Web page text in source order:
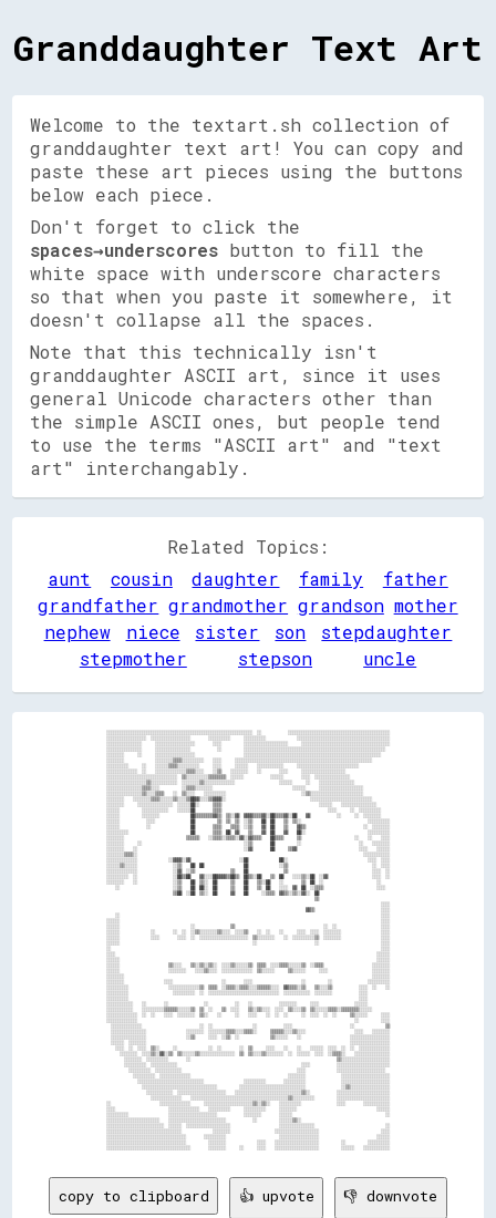
Granddaughter Text Art
Welcome to the textart.sh collection of
granddaughter text art! You can copy and
paste these art pieces using the buttons
below each piece.
Don't forget to click the
spaces→underscores button to fill the
white space with underscore characters
so that when you paste it somewhere, it
doesn't collapse all the spaces.
Note that this technically isn't
granddaughter ASCII art, since it uses
general Unicode characters other than
the simple ASCII ones, but people tend
to use the terms "ASCII art" and "text
art" interchangably.
Related Topics:
aunt
cousin daughter family
father
grandfather grandmother grandson mother
nephew
niece sister son
stepdaughter
stepmother
stepson uncle
░░░░░░░░              ░░░░░░░░▒▒▒▒░░░░░░░░░░    ░░░░      ░░░░░░░░░░░░░░░░░░░░░░░░░░░░░░░░░░░░░░░░░░░░░░░░░░░░░░░░░░░░░░
░░░░░░░░░░      ░░    ░░░░░░▒▒▒▒░░░░░░░░░░      ░░░░      ░░░░░░    ░░░░░░░░░░░░      ░░░░░░░░░░░░░░░░░░░░░░░░░░░░
░░░░░░░░░░░░░░  ░░    ░░░░░░░░░░░░░░▒▒▒▒░░░░    ░░▒▒    ░░░░░░░░    ░░        ░░░░      ░░░░░░░░░░░░░░░░░░░░
░░░░░░░░░░░░░░░░░░░░░░░░░░░░░░░░  ▒▒░░░░░░░░░░▒▒▒▒▒▒▒▒  ░░░░░░            ░░░░░░        ░░░░  ░░░░░░░░░░░░░░░░
░░░░░░░░░░░░░░░░░░▒▒░░░░░░░░░░░░  ░░░░░░░░▒▒░░░░░░░░░░░░░░                    ░░░░░░      ░░    ░░░░░░░░░░░░░░░░
░░░░░░░░░░░░░░░░▒▒▒▒░░░░          ░░▒▒▒▒░░░░░░░░                                    ░░░░░░      ░░░░░░░░░░░░░░░░░░░░
░░░░░░░░░░░░░░░░▒▒░░░░▒▒▒▒    ░░  ▒▒░░░░    ░░░░░░░░░░                                  ░░▒▒░░░░░░░░░░░░░░░░░░░░░░░░
░░░░░░░░    ░░░░░░░░▒▒▒▒░░░░░░▒▒░░░░▒▒██▓▓░░░░▒▒▓▓▓▓░░                                      ░░░░░░░░░░░░░░░░░░░░░░░░░░░░
░░░░░░░░      ░░░░░░░░░░░░░░░░  ░░░░░░██░░      ▒▒▒▒                                            ░░░░░░    ░░░░░░░░░░░░░░░░
░░░░░░          ░░░░░░░░░░░░    ░░░░░░██        ▒▒▒▒                                                ░░░░      ░░  ░░░░░░░░░░
░░░░░░          ░░░░░░░░              ██▒▒▒▒▒▒▒▒▓▓▒▒  ▒▒░░▓▓  ▓▓▓▓▒▒▒▒▓▓░░██▒▒▒▒▓▓░░██    ▓▓            ░░      ░░  ░░░░░░░░
░░░░░░            ░░░░                ██          ▒▒  ▒▒  ▒▒  ░░▒▒    ██  ██    ▒▒  ▒▒░░                              ░░░░░░░░░░
░░░░░░            ░░                  ██        ▒▒▒▒    ▒▒▒▒  ░░▒▒    ▓▓  ██    ▒▒    ▓▓▒▒                          ░░  ░░░░░░░░
░░░░░░░░░░                            ██        ▒▒▒▒  ██  ▓▓    ▒▒    ▓▓  ██    ▓▓    ██░░                            ░░░░░░░░░░
░░░░░░░░                            ▒▒▒▒▒▒    ░░▒▒▒▒░░▒▒▒▒░░▓▓░░▓▓▒▒▒▒    ██▒▒▒▒      ▒▒                        ░░    ░░    ░░░░
░░░░░░░░      ░░                                              ░░▒▒        ██          ░░                          ░░    ░░░░░░░░
░░░░░░░░    ░░                                                ░░▓▓        ██      ▒▒▓▓                            ░░░░    ░░░░░░
░░░░░░░░▒▒▒▒░░                                                                                                      ░░░░░░░░░░░░
░░░░░░░░░░░░░░              ░░▓▓▓▓░░▓▓                      ░░██              ██░░                                    ░░░░  ░░░░
░░░░░░▒▒░░░░░░                ░░▒▒    ██  ██                  ██              ░░▒▒                                      ░░  ░░░░
░░░░░░░░░░░░░░                ░░▓▓  ░░▒▒                ▒▒    ██                ▒▒                                      ░░░░  ░░
░░░░░░░░░░  ░░                ░░██▒▒██    ▓▓░░░░██▓▓▓▓▒▒██▒▒  ██▒▒░░██    ▒▒  ██    ░░░░▒▒░░██  ░░▓▓                    ░░░░  ░░
░░░░░░░░    ░░                ░░▒▒    ██  ▒▒░░  ██      ▒▒    ██    ▒▒░░██    ░░        ▒▒  ██  ░░                        ░░
    ░░                        ░░▒▒    ██  ██░░  ██      ▒▒    ██    ▒▒  ██    ░░░░  ▓▓  ██  ░░▒▒▒▒                        ░░░░
                              ▒▒██  ░░██  ▒▒░░  ██      ▓▓    ██      ░░▒▒▒▒  ▓▓▒▒░░▒▒░░▓▓░░  ██
                                                                                              ▒▒
                                                                                          ▓▓▒▒                              ░░░░
░░░░░░                                ░░                ▒▒                                        ░░  ░░                    ░░░░
░░░░░░              ░░        ░░  ░░  ░░▒▒░░░░░░░░▒▒░░░░  ░░░░▒▒    ░░  ░░    ░░      ░░░░  ░░░░  ░░░░░░░░                  ░░░░
░░░░░░              ░░░░        ░░░░  ░░  ░░░░░░░░░░░░░░░░░░░░░░  ▒▒░░░░░░░░    ░░  ░░░░░░░░░░▒▒  ░░░░░░░░                  ░░░░
░░░░░░                      ▒▒░░░░    ▒▒░░▒▒░░▒▒░░  ░░░░▒▒░░░░░░▒▒  ▒▒▒▒  ░░░░▒▒▒▒░░░░░░▒▒  ░░▒▒▒▒                      ░░░░░░░░
░░░░░░                      ░░░░░░░░    ░░░░▒▒░░░░  ░░░░░░░░░░░░░░  ▒▒░░░░░░      ▒▒░░░░░░      ░░░░                    ░░░░░░░░
░░░░░░░░░░                  ░░░░░░░░░░░░░░▒▒  ▒▒▒▒  ░░▒▒▒▒░░▒▒▒▒░░░░▒▒▒▒▒▒░░░░  ▓▓▒▒▒▒░░▒▒    ▒▒░░░░▒▒            ░░░░  ░░    ░░
░░░░░░░░░░░░    ░░░░░░░░░░▒▒▒▒▒▒░░░░░░▒▒  ▒▒  ░░    ▒▒  ░░░░    ▒▒░░▒▒░░░░  ░░░░  ▒▒░░░░▒▒  ▒▒░░░░░░▒▒▒▒░░▒▒▒▒▒▒▒▒░░░░░░
░░░░░░░░░░░░░░  ░░  ░░    ░░░░  ░░░░░░░░  ▒▒░░    ░░      ░░    ░░░░    ░░  ░░  ░░      ░░  ░░░░  ░░  ░░      ▒▒░░░░░░      ░░░░
  ░░░░░░░░░░░░░░                          ░░  ░░                  ░░            ░░░░                          ░░              ▒▒
  ░░░░░░░░░░░░░░░░                  ░░░░░░░░  ░░░░░░░░▒▒▒▒░░░░▒▒▒▒░░      ▒▒▒▒▒▒░░░░▒▒░░░░                      ░░░░    ░░░░░░░░
  ░░░░░░░░░░░░░░░░                  ░░▒▒      ░░░░  ░░▒▒  ░░              ▒▒░░░░░░    ░░                      ░░░░░░░░░░░░░░░░░░
    ░░░░  ░░  ░░░░  ▒▒░░      ░░              ░░  ░░        ░░  ▒▒      ░░░░    ░░    ░░    ░░░░░░  ░░░░  ░░  ░░  ░░░░░░░░░░░░░░
      ░░░░░░░░  ░░░░▒▒░░▓▓░░▒▒  ▒▒░░░░░░▒▒░░░░░░░░░░░░░░░░  ▒▒  ▒▒░░░░▒▒░░░░░░░░  ░░  ░░░░░░  ░░░░  ░░▒▒▒▒░░    ░░░░░░░░░░░░░░░░
        ░░░░░░░░  ░░░░░░░░░░        ░░                                                                  ▒▒░░░░░░░░░░░░░░░░░░░░░░
                ░░░░░░░░░░░░░░░░░░░░░░░░░░░░░░░░░░          ░░░░░░░░░░░░░░░░░░░░░░░░░░░░░░                ░░▒▒░░░░░░░░░░░░░░░░░░
                  ░░░░░░░░░░░░  ░░░░░░░░░░░░░░░░░░░░░░    ░░░░░░░░░░░░░░░░░░░░░░░░░░░░░░▒▒░░            ░░░░░░░░░░░░░░░░░░░░░░░░
                    ░░░░░░░░░░░░░░    ░░░░░░░░░░░░░░░░░░░░░░░░░░░░░░░░░░░░░░░░░░░░▒▒░░░░░░░░░░          ░░░░░░░░░░░░░░░░░░░░░░░░
░░                      ░░░░░░░░░░░░░░      ░░░░░░░░░░░░░░░░░░░░░░▒▒░░▒▒░░    ░░░░░░░░░░                ░░░░        ░░░░░░░░░░░░
░░░░░░░░░░░░░░░░░░░░░░░░    ░░░░░░░░░░░░░░░░░░░░░░░░░░            ░░          ░░░░░░▒▒░░
copy to clipboard 👍 upvote 👎 downvote